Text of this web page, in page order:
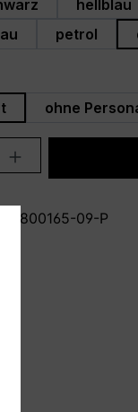
hellblau
petrol
ohne
Gib
T800165-09-P